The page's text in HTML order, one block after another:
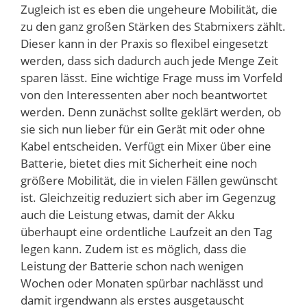
Zugleich ist es eben die ungeheure Mobilität, die
zu den ganz großen Stärken des Stabmixers zählt.
Dieser kann in der Praxis so flexibel eingesetzt
werden, dass sich dadurch auch jede Menge Zeit
sparen lässt. Eine wichtige Frage muss im Vorfeld
von den Interessenten aber noch beantwortet
werden. Denn zunächst sollte geklärt werden, ob
sie sich nun lieber für ein Gerät mit oder ohne
Kabel entscheiden. Verfügt ein Mixer über eine
Batterie, bietet dies mit Sicherheit eine noch
größere Mobilität, die in vielen Fällen gewünscht
ist. Gleichzeitig reduziert sich aber im Gegenzug
auch die Leistung etwas, damit der Akku
überhaupt eine ordentliche Laufzeit an den Tag
legen kann. Zudem ist es möglich, dass die
Leistung der Batterie schon nach wenigen
Wochen oder Monaten spürbar nachlässt und
damit irgendwann als erstes ausgetauscht